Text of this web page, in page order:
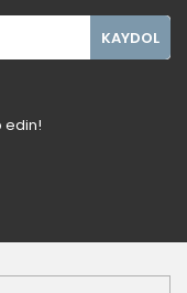
KAYDOL
edin!